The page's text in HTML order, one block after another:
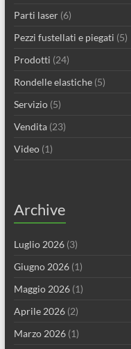
Parti laser(6)
Pezzi fustellati e piegati (5)
Prodotti (24)
Rondelle elastiche(5)
Servizio(5)
Vendita(23)
Video(1)
Archive
Luglio 2026(3)
Giugno 2026(1)
Maggio 2026(1)
Aprile 2026(2)
Marzo 2026(1)